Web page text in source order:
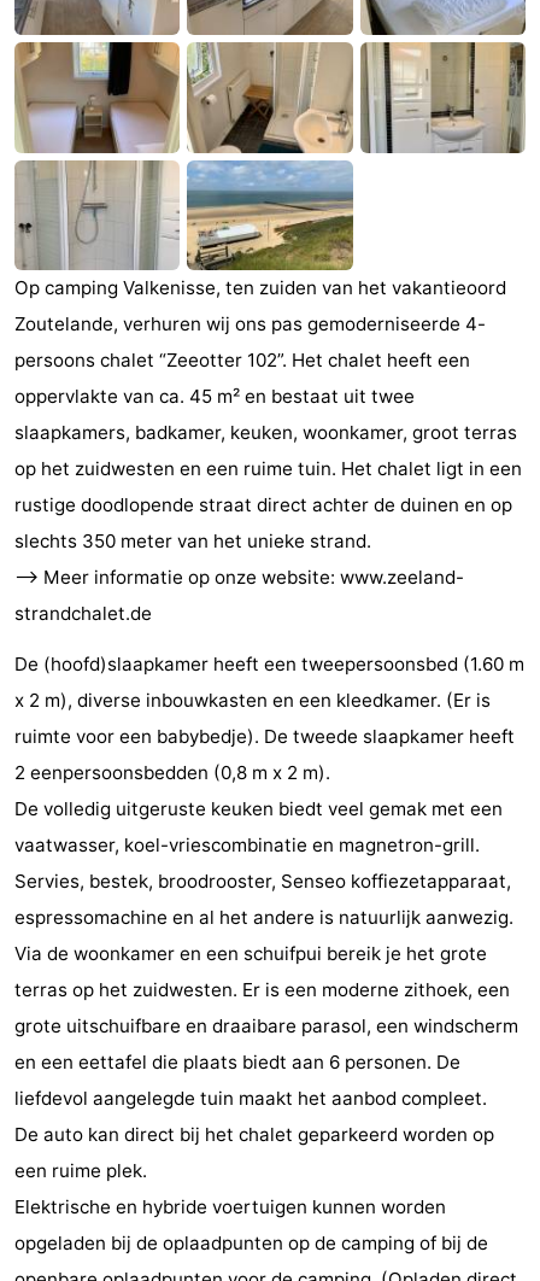
Monumenten
-
Kerken
-
Vuurtorens
-
Uitkijkpunten
Attracties
Speeltuinen
Binnenspeeltuinen
-
Bowlen
Wellness
centra
Dorpen
Steden
Natuur
Rondleidingen
Sporten
Zwembaden
-
Wandelen
-
Golfbanen
-
en
en
Evenementen
Zoutelande
Op camping Valkenisse, ten zuiden van het vakantieoord
Zoutelande, verhuren wij ons pas gemoderniseerde 4-
persoons chalet “Zeeotter 102”. Het chalet heeft een
oppervlakte van ca. 45 m² en bestaat uit twee
slaapkamers, badkamer, keuken, woonkamer, groot terras
op het zuidwesten en een ruime tuin. Het chalet ligt in een
rustige doodlopende straat direct achter de duinen en op
slechts 350 meter van het unieke strand.
--> Meer informatie op onze website: www.zeeland-
strandchalet.de
De (hoofd)slaapkamer heeft een tweepersoonsbed (1.60 m
x 2 m), diverse inbouwkasten en een kleedkamer. (Er is
ruimte voor een babybedje). De tweede slaapkamer heeft
2 eenpersoonsbedden (0,8 m x 2 m).
De volledig uitgeruste keuken biedt veel gemak met een
vaatwasser, koel-vriescombinatie en magnetron-grill.
Servies, bestek, broodrooster, Senseo koffiezetapparaat,
espressomachine en al het andere is natuurlijk aanwezig.
Via de woonkamer en een schuifpui bereik je het grote
terras op het zuidwesten. Er is een moderne zithoek, een
grote uitschuifbare en draaibare parasol, een windscherm
en een eettafel die plaats biedt aan 6 personen. De
liefdevol aangelegde tuin maakt het aanbod compleet.
De auto kan direct bij het chalet geparkeerd worden op
een ruime plek.
Elektrische en hybride voertuigen kunnen worden
opgeladen bij de oplaadpunten op de camping of bij de